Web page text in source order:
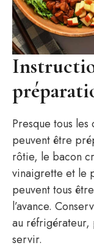
Presque tous
peuvent être
rôtie, le bacon
vinaigrette et le
peuvent tous
l’avance.
au réfrigérateur,
servir.